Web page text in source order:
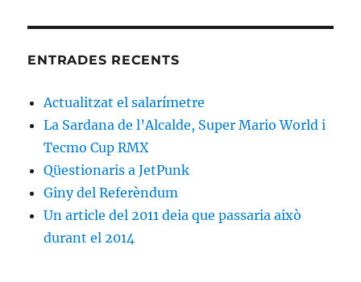
ENTRADES RECENTS
Actualitzat el salarímetre
La Sardana de l’Alcalde, Super Mario World i
Tecmo Cup RMX
Qüestionaris a JetPunk
Giny del Referèndum
Un article del 2011 deia que passaria això
durant el 2014